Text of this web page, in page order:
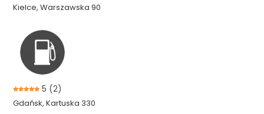
Kielce, Warszawska 90
5 (2)
Gdańsk, Kartuska 330